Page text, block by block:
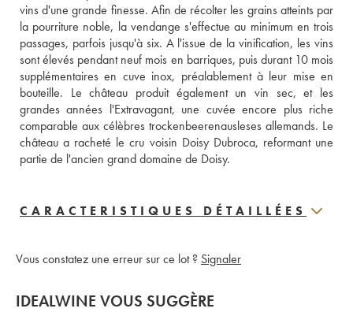
vins d'une grande finesse. Afin de récolter les grains atteints par
la pourriture noble, la vendange s'effectue au minimum en trois
passages, parfois jusqu'à six. A l'issue de la vinification, les vins
sont élevés pendant neuf mois en barriques, puis durant 10 mois
supplémentaires en cuve inox, préalablement à leur mise en
bouteille. Le château produit également un vin sec, et les
grandes années l'Extravagant, une cuvée encore plus riche
comparable aux célèbres trockenbeerenausleses allemands. Le
château a racheté le cru voisin Doisy Dubroca, reformant une
partie de l'ancien grand domaine de Doisy.
CARACTERISTIQUES DÉTAILLÉES
Vous constatez une erreur sur ce lot ? Signaler
IDEALWINE VOUS SUGGÈRE